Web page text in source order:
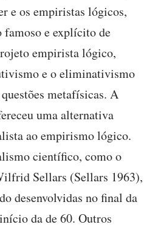
e os empiristas lógicos,
e explícito de
empirista lógico,
e o eliminativismo
metafísicas. A
uma alternativa
ao empirismo lógico.
científico, como o
Sellars (Sellars 1963),
desenvolvidas no final da
da de 60. Outros